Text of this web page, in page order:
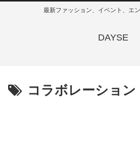
最新ファッション、イベント、エ
DAYSE
コラボレーション